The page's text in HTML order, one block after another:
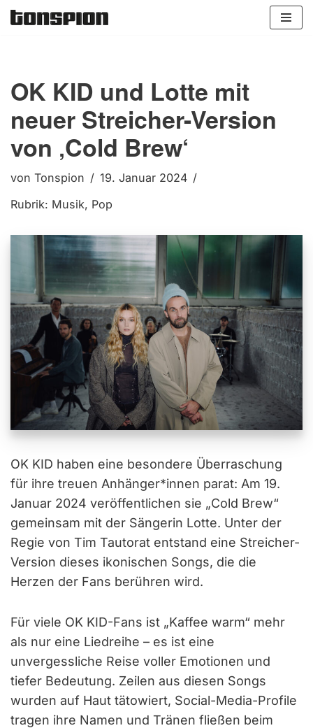
OK KID und Lotte mit
neuer Streicher-Version
von ‚Cold Brew‘
von Tonspion
19. Januar 2024
Rubrik: Musik, Pop
OK KID haben eine besondere Überraschung
für ihre treuen Anhänger*innen parat: Am 19.
Januar 2024 veröffentlichen sie „Cold Brew“
gemeinsam mit der Sängerin Lotte. Unter der
Regie von Tim Tautorat entstand eine Streicher-
Version dieses ikonischen Songs, die die
Herzen der Fans berühren wird.
Für viele OK KID-Fans ist „Kaffee warm“ mehr
als nur eine Liedreihe – es ist eine
unvergessliche Reise voller Emotionen und
tiefer Bedeutung. Zeilen aus diesen Songs
wurden auf Haut tätowiert, Social-Media-Profile
tragen ihre Namen und Tränen fließen beim